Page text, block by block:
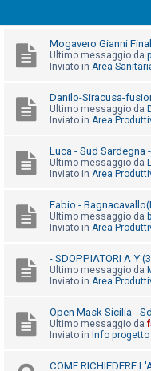
e
n
t
e
n
a
r
p
t
a
Mogavero Gianni
Ultimo messaggio da
Inviato in Area
Danilo-Siracusa-
Ultimo messaggio da
Inviato in Area
Luca - Sud Sardegna
Ultimo messaggio da
Inviato in Area
Fabio -
Ultimo messaggio da
Inviato in Area
- SDOPPIATORI A Y
Ultimo messaggio da
Inviato in Area
Open Mask Sicilia -
Ultimo messaggio da
Inviato in Info
COME RICHIEDERE